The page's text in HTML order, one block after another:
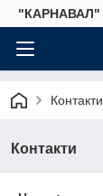
"КАРНАВАЛ"
Контакти
Контакти